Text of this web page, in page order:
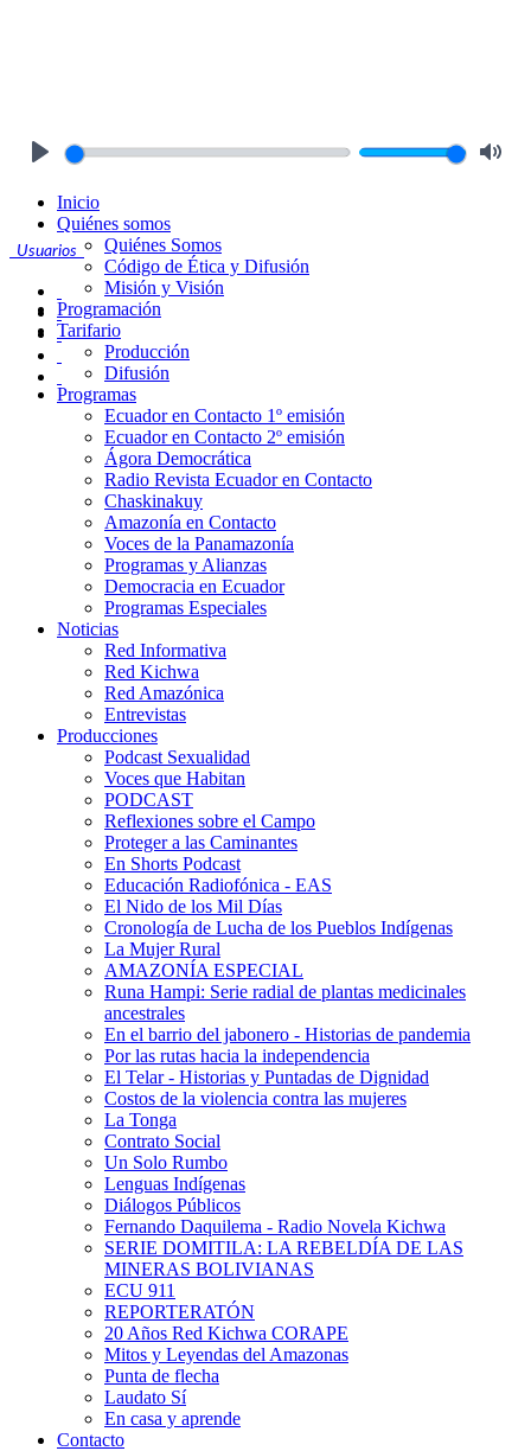
Usuarios
Inicio
Quiénes somos
Quiénes Somos
Código de Ética y Difusión
Misión y Visión
Programación
Tarifario
Producción
Difusión
Programas
Ecuador en Contacto 1º emisión
Ecuador en Contacto 2º emisión
Ágora Democrática
Radio Revista Ecuador en Contacto
Chaskinakuy
Amazonía en Contacto
Voces de la Panamazonía
Programas y Alianzas
Democracia en Ecuador
Programas Especiales
Noticias
Red Informativa
Red Kichwa
Red Amazónica
Entrevistas
Producciones
Podcast Sexualidad
Voces que Habitan
PODCAST
Reflexiones sobre el Campo
Proteger a las Caminantes
En Shorts Podcast
Educación Radiofónica - EAS
El Nido de los Mil Días
Cronología de Lucha de los Pueblos Indígenas
La Mujer Rural
AMAZONÍA ESPECIAL
Runa Hampi: Serie radial de plantas medicinales
ancestrales
En el barrio del jabonero - Historias de pandemia
Por las rutas hacia la independencia
El Telar - Historias y Puntadas de Dignidad
Costos de la violencia contra las mujeres
La Tonga
Contrato Social
Un Solo Rumbo
Lenguas Indígenas
Diálogos Públicos
Fernando Daquilema - Radio Novela Kichwa
SERIE DOMITILA: LA REBELDÍA DE LAS
MINERAS BOLIVIANAS
ECU 911
REPORTERATÓN
20 Años Red Kichwa CORAPE
Mitos y Leyendas del Amazonas
Punta de flecha
Laudato Sí
En casa y aprende
Contacto